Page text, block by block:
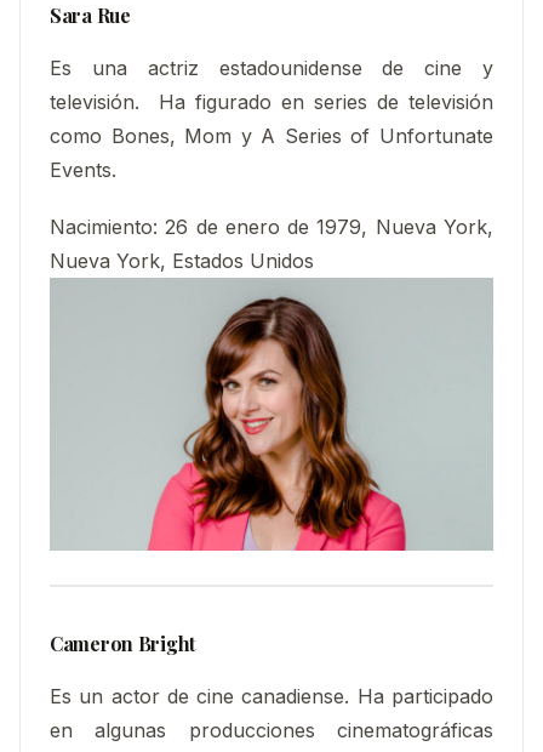
Sara Rue
Es una actriz estadounidense de cine y
televisión.​ Ha figurado en series de televisión
como Bones, Mom y A Series of Unfortunate
Events.
Nacimiento: 26 de enero de 1979, Nueva York,
Nueva York, Estados Unidos
Cameron Bright
Es un actor de cine canadiense.​ Ha participado
en algunas producciones cinematográficas